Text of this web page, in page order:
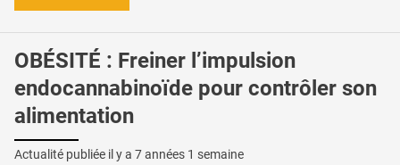
OBÉSITÉ : Freiner l’impulsion
endocannabinoïde pour contrôler son
alimentation
Actualité publiée il y a 7 années 1 semaine